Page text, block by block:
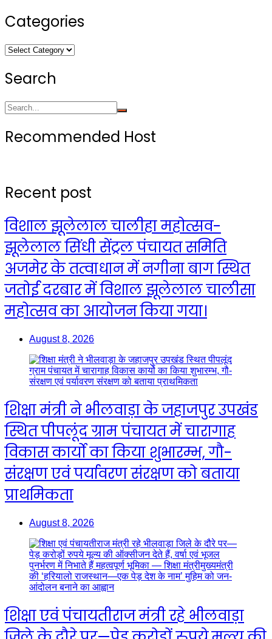
Categories
Categories
Search
Recommended Host
Recent post
विशाल झूलेलाल चालीहा महोत्सव-
झूलेलाल सिंधी सेंट्रल पंचायत समिति
अजमेर के तत्वाधान में नगीना बाग स्थित
जतोई दरबार में विशाल झूलेलाल चालीसा
महोत्सव का आयोजन किया गया।
August 8, 2026
शिक्षा मंत्री ने भीलवाड़ा के जहाजपुर उपखंड
स्थित पीपलूंद ग्राम पंचायत में चारागाह
विकास कार्यो का किया शुभारम्भ, गौ-
संरक्षण एवं पर्यावरण संरक्षण को बताया
प्राथमिकता
August 8, 2026
शिक्षा एवं पंचायतीराज मंत्री रहे भीलवाड़ा